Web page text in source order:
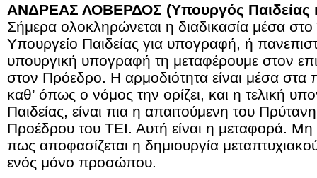
ΑΝΔΡΕΑΣ ΛΟΒΕΡΔΟΣ (Υπουργός Παιδείας
Σήμερα ολοκληρώνεται η διαδικασία μέσα στο
Υπουργείο Παιδείας για υπογραφή, ή
υπουργική υπογραφή τη μεταφέρουμε στον
στον Πρόεδρο. Η αρμοδιότητα είναι μέσα στα
καθ’ όπως ο νόμος την ορίζει, και η τελική
Παιδείας, είναι πια η απαιτούμενη του
Προέδρου του ΤΕΙ. Αυτή είναι η μεταφορά. Μη
πως αποφασίζεται η δημιουργία
ενός μόνο προσώπου.